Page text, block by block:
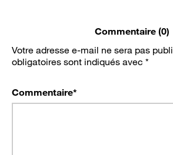
Commentaire (0)
Votre adresse e-mail ne sera pas
obligatoires sont indiqués avec *
Commentaire*